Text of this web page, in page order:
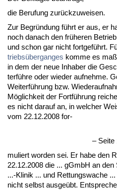
die Be­ru­fung zurück­zu­wei­sen.
Zur Be­gründung führt er aus, er
noch da­nach den frühe­ren
und schon gar nicht fort­geführt.
triebsüber­g­an­ges kom­me es
in dem der neue In­ha­ber die
terführe oder wie­der auf­neh­me.
Wei­terführung bzw.
Möglich­keit der Fortführung
es nicht dar­auf an, in wel­cher
vom 22.12.2008 for-
– Sei­te
mu­liert wor­den sei. Er ha­be den
22.12.2008 die ... gGmbH an
...-Kli­nik ... und Ret­tungs­wa­che
nicht selbst aus­geübt.